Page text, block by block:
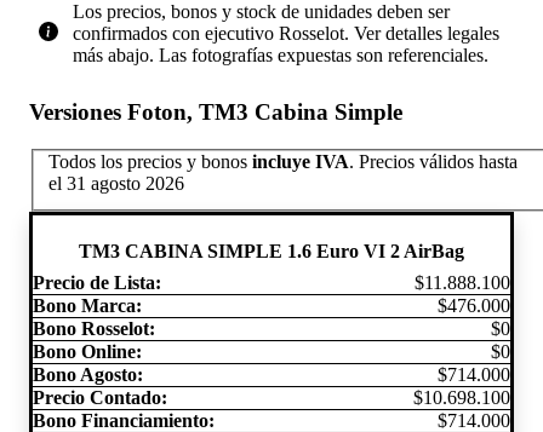
Los precios, bonos y stock de unidades deben ser
confirmados con ejecutivo Rosselot. Ver detalles legales
más abajo. Las fotografías expuestas son referenciales.
Versiones Foton, TM3 Cabina Simple
Todos los precios y bonos incluye IVA. Precios válidos hasta
el 31 agosto 2026
TM3 CABINA SIMPLE 1.6 Euro VI 2 AirBag
Precio de Lista:
$11.888.100
Bono Marca:
$476.000
Bono Rosselot:
$0
Bono Online:
$0
Bono Agosto:
$714.000
Precio Contado:
$10.698.100
Bono Financiamiento:
$714.000